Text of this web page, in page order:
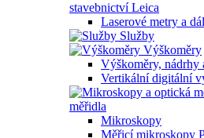
stavebnictví Leica
Laserové metry a
Služby
Výškoměry
Výškoměry, nádrhy
Vertikální digitální
měřidla
Mikroskopy
Měřicí mikroskopy